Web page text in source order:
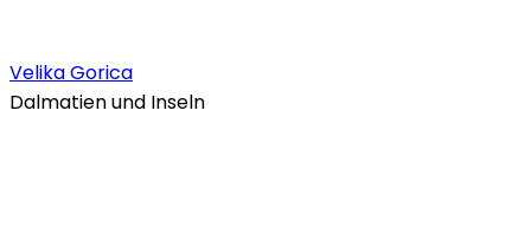
Velika Gorica
Dalmatien und Inseln